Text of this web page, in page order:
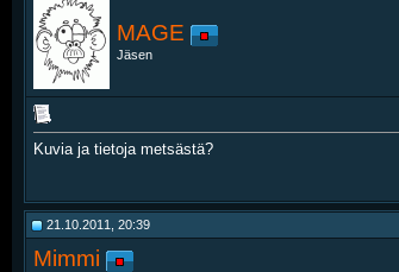
MAGE
Jäsen
Kuvia ja tietoja metsästä?
21.10.2011, 20:39
Mimmi